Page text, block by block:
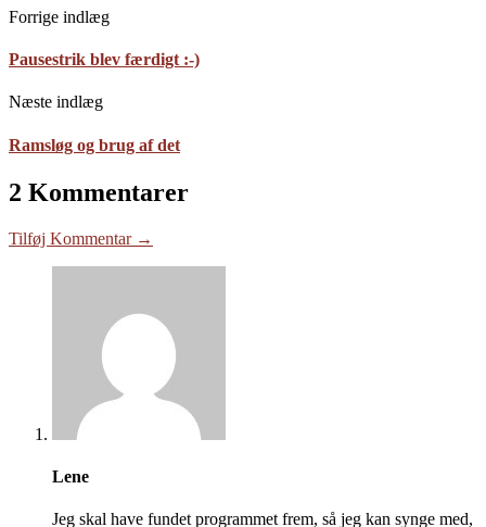
Forrige indlæg
Pausestrik blev færdigt :-)
Næste indlæg
Ramsløg og brug af det
2 Kommentarer
Tilføj Kommentar →
Lene
Jeg skal have fundet programmet frem, så jeg kan synge med,